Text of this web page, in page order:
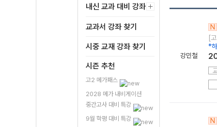
내신 교과 대비 강좌
교과서 강좌 찾기
시중 교재 강좌 찾기
시즌 추천
고2 메가패스
2028 메가 내비게이션
중간고사 대비 특강
9월 학평 대비 특강
강민철
N
[
*
N